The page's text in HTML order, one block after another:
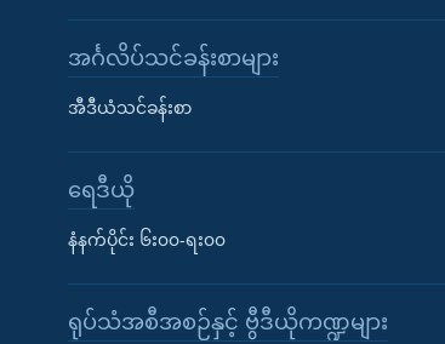
အင်္ဂလိပ်သင်ခန်းစာများ
အီဒီယံသင်ခန်းစာ
ရေဒီယို
နံနက်ပိုင်း ၆း၀၀-ရး၀၀
ရုပ်သံအစီအစဉ်နှင့် ဗွီဒီယိုကဏ္ဍများ